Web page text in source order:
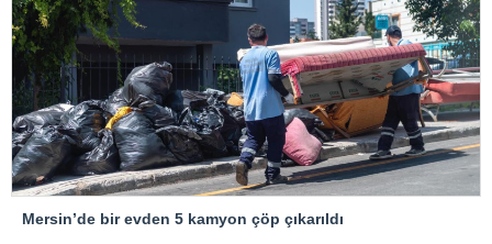
Mersin’de bir evden 5 kamyon çöp çıkarıldı